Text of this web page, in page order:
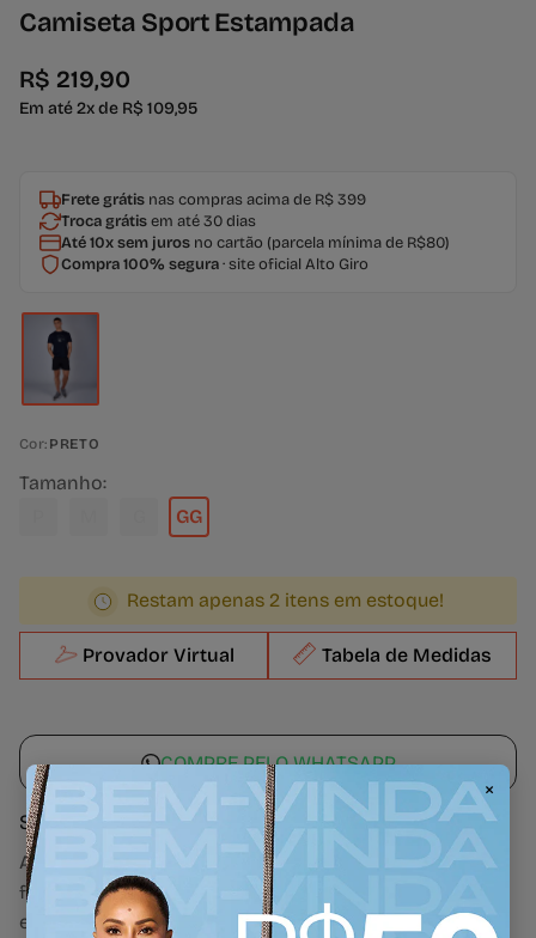
Camiseta Sport Estampada
Em até 2x de R$ 109,95
R$ 219,90
Tamanho:
GG
Cor: PRETO
Restam apenas 2 itens em estoque!
Provador Virtual Tabela de Medidas
COMPRE PELO WHATSAPP
Frete grátis nas compras acima de R$ 399
Troca grátisem até 30 dias
Até 10x sem juros no cartão (parcela mínima de R$80)
Compra 100% segura· site oficial Alto Giro
Sobre a peça
A Camiseta Sport Estampada combina estilo e
funcionalidade para quem busca conforto na rotina
esportiva. Com gola redonda e modelagem regular,
×